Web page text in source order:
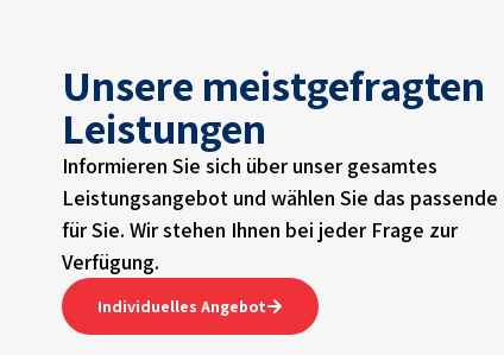
Unsere meistgefragten
Leistungen
Informieren Sie sich über unser gesamtes
Leistungsangebot und wählen Sie das passende
für Sie. Wir stehen Ihnen bei jeder Frage zur
Verfügung.
Individuelles Angebot